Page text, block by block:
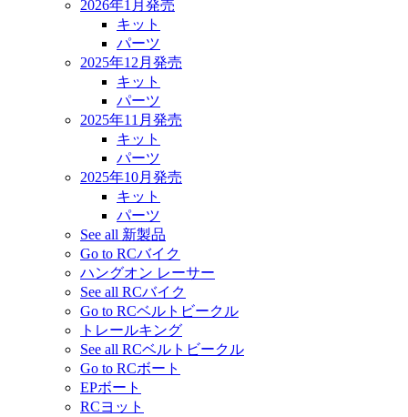
2026年1月発売
キット
パーツ
2025年12月発売
キット
パーツ
2025年11月発売
キット
パーツ
2025年10月発売
キット
パーツ
See all 新製品
Go to RCバイク
ハングオン レーサー
See all RCバイク
Go to RCベルトビークル
トレールキング
See all RCベルトビークル
Go to RCボート
EPボート
RCヨット